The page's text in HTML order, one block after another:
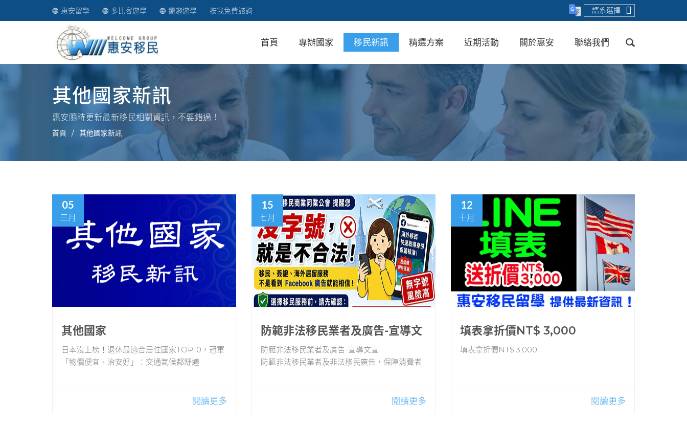
惠安留學 多比客遊學 嚮趣遊學 按我免費諮詢 語系選擇
首頁 專辦國家 移民新訊 精選方案 近期活動 關於惠安 聯絡我們
送出
其他國家新訊
惠安隨時更新最新移民相關資訊，不要錯過！
首頁 其他國家新訊
05
三月
其他國家
日本沒上榜！退休最適合居住國家TOP10，冠軍
「物價便宜、治安好」：交通氣候都舒適
不是富豪！美國中產階級掀海外定居潮：錢變
閱讀更多
15
七月
防範非法移民業者及廣告-宣導文
宣
防範非法移民業者及廣告-宣導文宣
防範非法移民業者及非法移民廣告，保障消費者
閱讀更多
12
十月
填表拿折價NT$ 3,000
填表拿折價NT$ 3,000
閱讀更多